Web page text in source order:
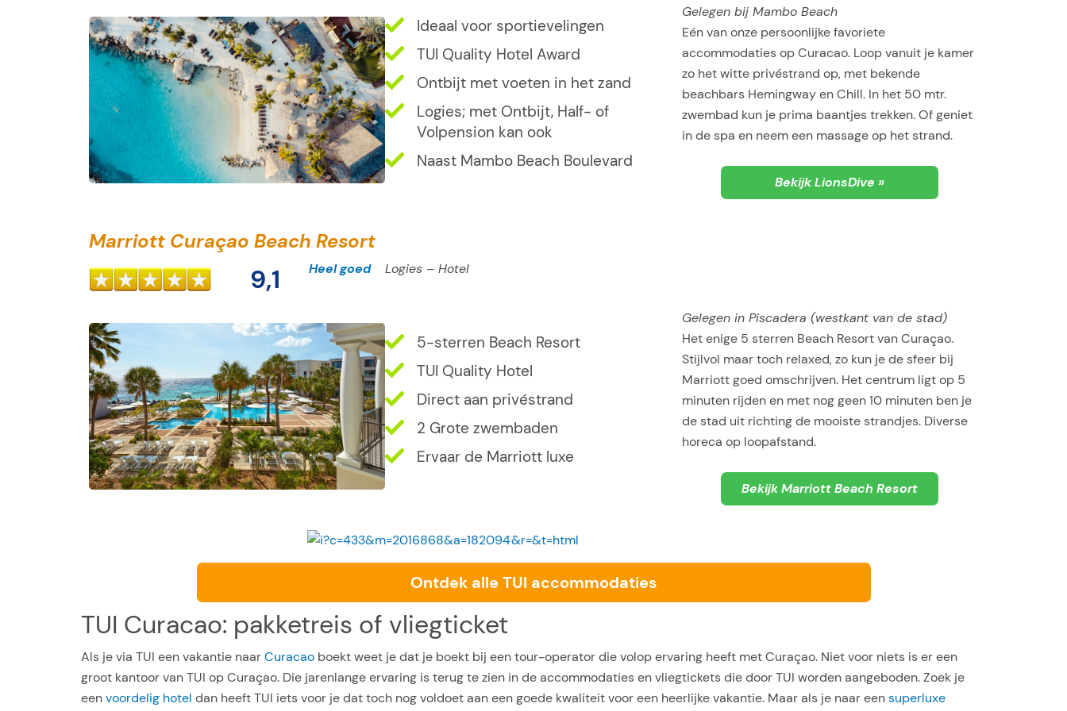
Ideaal voor sportievelingen
TUI Quality Hotel Award
Ontbijt met voeten in het zand
Logies; met Ontbijt, Half- of
Volpension kan ook
Naast Mambo Beach Boulevard
Gelegen bij Mambo Beach
Eén van onze persoonlijke favoriete
accommodaties op Curacao. Loop vanuit je kamer
zo het witte privéstrand op, met bekende
beachbars Hemingway en Chill. In het 50 mtr.
zwembad kun je prima baantjes trekken. Of geniet
in de spa en neem een massage op het strand.
Bekijk LionsDive »
Marriott Curaçao Beach Resort
9,1 Heel goed Logies – Hotel
5-sterren Beach Resort
TUI Quality Hotel
Direct aan privéstrand
2 Grote zwembaden
Ervaar de Marriott luxe
Gelegen in Piscadera (westkant van de stad)
Het enige 5 sterren Beach Resort van Curaçao.
Stijlvol maar toch relaxed, zo kun je de sfeer bij
Marriott goed omschrijven. Het centrum ligt op 5
minuten rijden en met nog geen 10 minuten ben je
de stad uit richting de mooiste strandjes. Diverse
horeca op loopafstand.
Bekijk Marriott Beach Resort
Ontdek alle TUI accommodaties
TUI Curacao: pakketreis of vliegticket
Als je via TUI een vakantie naarCuracao boekt weet je dat je boekt bij een tour-operator die volop ervaring heeft met Curaçao. Niet voor niets is er een
groot kantoor van TUI op Curaçao. Die jarenlange ervaring is terug te zien in de accommodaties en vliegtickets die door TUI worden aangeboden. Zoek je
eenvoordelig hotel dan heeft TUI iets voor je dat toch nog voldoet aan een goede kwaliteit voor een heerlijke vakantie. Maar als je naar eensuperluxe